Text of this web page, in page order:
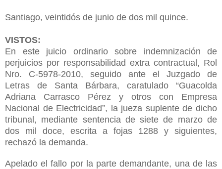
Santiago, veintidós de junio de dos mil quince.
VISTOS:
En este juicio ordinario sobre indemnización de
perjuicios por responsabilidad extra contractual, Rol
Nro. C-5978-2010, seguido ante el Juzgado de
Letras de Santa Bárbara, caratulado “Guacolda
Adriana Carrasco Pérez y otros con Empresa
Nacional de Electricidad”, la jueza suplente de dicho
tribunal, mediante sentencia de siete de marzo de
dos mil doce, escrita a fojas 1288 y siguientes,
rechazó la demanda.
Apelado el fallo por la parte demandante, una de las